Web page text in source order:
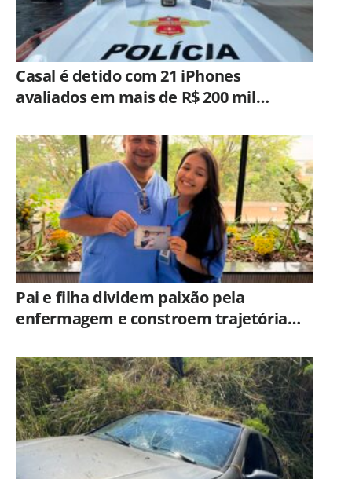
Casal é detido com 21 iPhones
avaliados em mais de R$ 200 mil
Campinas
Pai e filha dividem paixão pela
enfermagem e constroem trajetória
Americana